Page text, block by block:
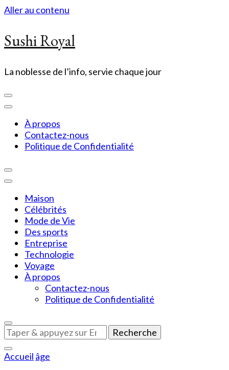
Aller au contenu
Sushi Royal
La noblesse de l’info, servie chaque jour
À propos
Contactez-nous
Politique de Confidentialité
Maison
Célébrités
Mode de Vie
Des sports
Entreprise
Technologie
Voyage
À propos
Contactez-nous
Politique de Confidentialité
Vous
recherchiez
quelque
chose
Accueil âge